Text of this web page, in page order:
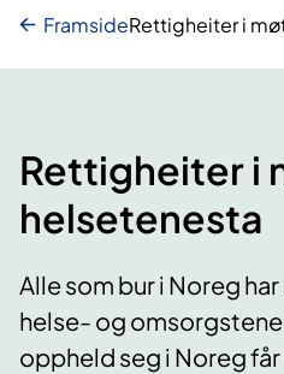
FramsideRettigheiter i
Rettigheiter i
helsetenesta
Alle som bur i Noreg
helse- og
oppheld seg i Noreg